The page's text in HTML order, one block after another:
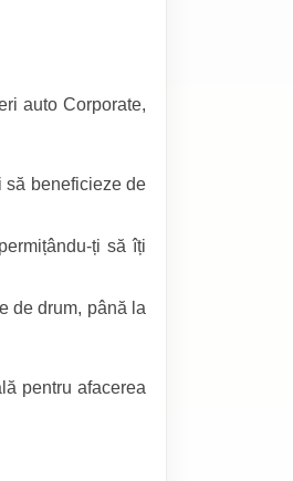
auto Corporate,
să beneficieze de
ți să îți
de drum, până la
pentru afacerea